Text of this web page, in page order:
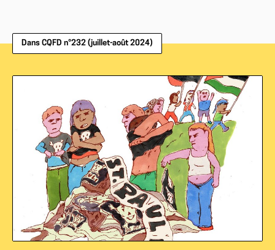
Dans CQFD n°232 (juillet-août 2024)